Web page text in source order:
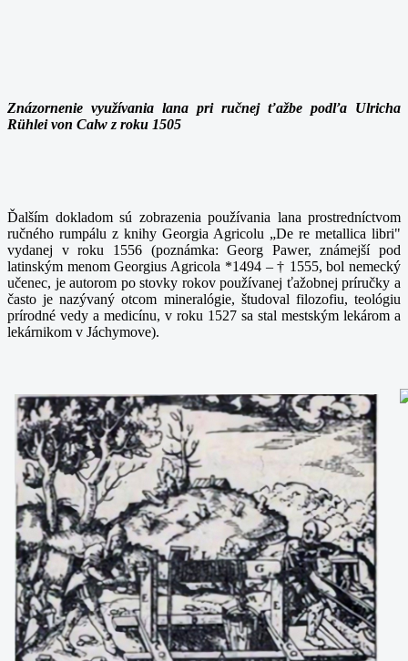
Znázornenie využívania lana pri ručnej ťažbe podľa Ulricha
Rühlei von Calw z roku 1505
Ďalším dokladom sú zobrazenia používania lana prostredníctvom
ručného rumpálu z knihy Georgia Agricolu „De re metallica libri"
vydanej v roku 1556 (poznámka: Georg Pawer, známejší pod
latinským menom Georgius Agricola *1494 – † 1555, bol nemecký
učenec, je autorom po stovky rokov používanej ťažobnej príručky a
často je nazývaný otcom mineralógie, študoval filozofiu, teológiu
prírodné vedy a medicínu, v roku 1527 sa stal mestským lekárom a
lekárnikom v Jáchymove).